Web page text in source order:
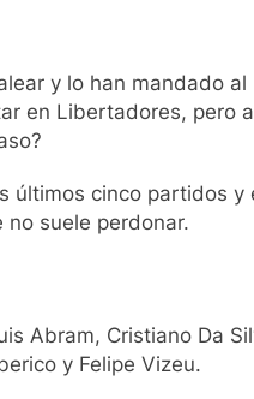
y lo han mandado al
en Libertadores, pero a
últimos cinco partidos y
no suele perdonar.
Abram, Cristiano Da
y Felipe Vizeu.